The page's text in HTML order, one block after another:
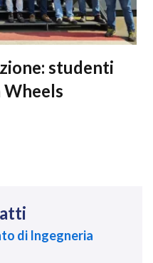
studenti
Wheels
di Ingegneria